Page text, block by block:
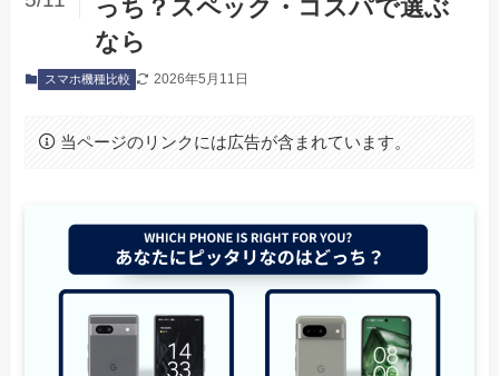
っち？スペック・コスパで選ぶ
なら
スマホ機種比較 2026年5月11日
当ページのリンクには広告が含まれています。